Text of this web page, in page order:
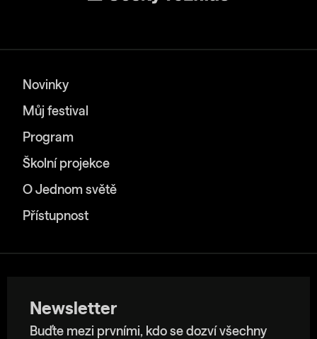
Novinky
Můj festival
Program
Školní projekce
O Jednom světě
Přístupnost
Newsletter
Buďte mezi prvními, kdo se dozví všechny